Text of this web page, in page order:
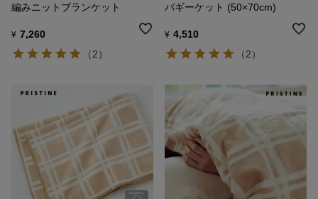
編みニットブランケット
¥ 7,260
（2）
バギーケット (50×70cm)
¥ 4,510
（2）